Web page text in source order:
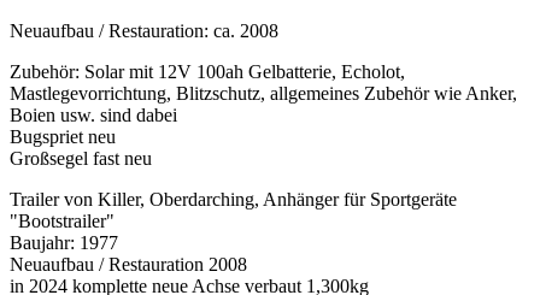
Neuaufbau / Restauration: ca. 2008
Zubehör: Solar mit 12V 100ah Gelbatterie, Echolot,
Mastlegevorrichtung, Blitzschutz, allgemeines Zubehör wie Anker,
Boien usw. sind dabei
Bugspriet neu
Großsegel fast neu
Trailer von Killer, Oberdarching, Anhänger für Sportgeräte
"Bootstrailer"
Baujahr: 1977
Neuaufbau / Restauration 2008
in 2024 komplette neue Achse verbaut 1,300kg